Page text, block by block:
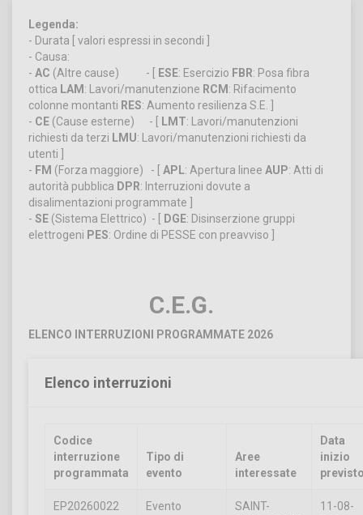
Legenda:
- Durata [ valori espressi in secondi ]
- Causa:
- AC (Altre cause) - [ ESE: Esercizio FBR: Posa fibra
ottica LAM : Lavori/manutenzione RCM : Rifacimento
colonne montanti RES: Aumento resilienza S.E. ]
- CE (Cause esterne) - [ LMT: Lavori/manutenzioni
richiesti da terzi LMU: Lavori/manutenzioni richiesti da
utenti ]
- FM (Forza maggiore) - [ APL: Apertura linee AUP: Atti di
autorità pubblica DPR: Interruzioni dovute a
disalimentazioni programmate ]
- SE (Sistema Elettrico) - [ DGE: Disinserzione gruppi
elettrogeni PES: Ordine di PESSE con preavviso ]
C.E.G.
ELENCO INTERRUZIONI PROGRAMMATE 2026
Elenco interruzioni
Codice
interruzione
programmata
Tipo di
evento
Aree
interessate
Data
inizio
EP20260022
Evento
SAINT-
11-08-